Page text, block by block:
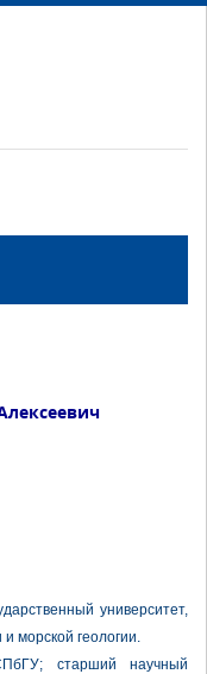
университет,
морской геологии.
старший научный